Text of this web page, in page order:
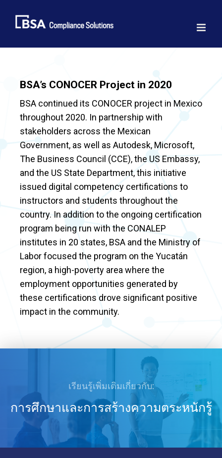
content
BSA’s CONOCER Project in 2020
BSA continued its CONOCER project in Mexico
throughout 2020. In partnership with
stakeholders across the Mexican
Government, as well as Autodesk, Microsoft,
The Business Council (CCE), the US Embassy,
and the US State Department, this initiative
issued digital competency certifications to
instructors and students throughout the
country. In addition to the ongoing certification
program being run with the CONALEP
institutes in 20 states, BSA and the Ministry of
Labor focused the program on the Yucatán
region, a high-poverty area where the
employment opportunities generated by
these certifications drove significant positive
impact in the community.
เรียนรู้เพิ่มเติมเกี่ยวกับ:
การศึกษาและการสร้างความตระหนักรู้